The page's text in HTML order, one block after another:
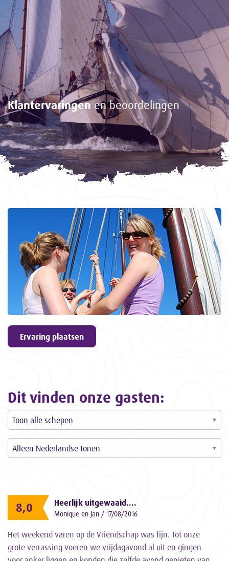
Klantervaringenen beoordelingen
9,6
Gasten
geven
ons een
3057
ervaringen
Ervaring plaatsen
Dit vinden onze gasten:
8,0 Heerlijk uitgewaaid....
Monique en Jan / 17/08/2016
Het weekend varen op de Vriendschap was fijn. Tot onze
grote verrassing voeren we vrijdagavond al uit en gingen